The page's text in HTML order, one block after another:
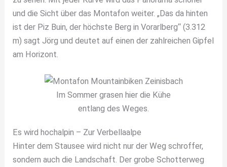
und die Sicht über das Montafon weiter. „Das da hinten
ist der Piz Buin, der höchste Berg in Vorarlberg“ (3.312
m) sagt Jörg und deutet auf einen der zahlreichen Gipfel
am Horizont.
Im Sommer grasen hier die Kühe
entlang des Weges.
Es wird hochalpin – Zur Verbellaalpe
Hinter dem Stausee wird nicht nur der Weg schroffer,
sondern auch die Landschaft. Der grobe Schotterweg